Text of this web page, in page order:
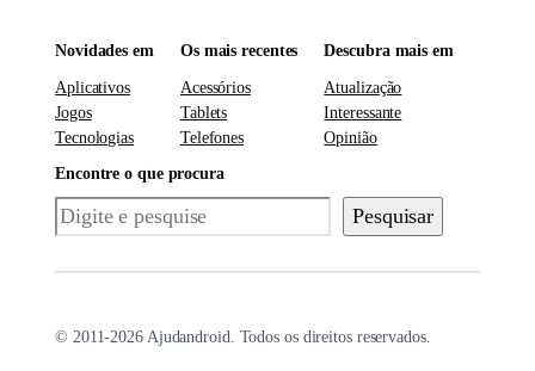
Novidades em
Aplicativos
Jogos
Tecnologias
Os mais recentes
Acessórios
Tablets
Telefones
Descubra mais em
Atualização
Interessante
Opinião
Encontre o que procura
Pesquisar Pesquisar
© 2011-2026 Ajudandroid. Todos os direitos reservados.